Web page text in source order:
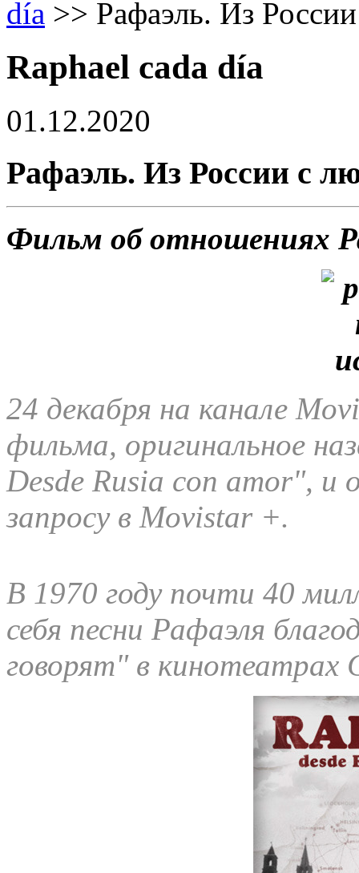
día >> Рафаэль. Из
Raphael cada día
01.12.2020
Рафаэль. Из России с
Фильм об отношениях
24 декабря на канале
фильма, оригинальное
Desde Rusia con amor", и
запросу в Movistar +.
В 1970 году почти 40
себя песни Рафаэля
говорят" в кинотеатрах